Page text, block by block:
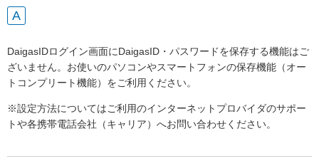
DaigasIDログイン画面にDaigasID・パスワードを保存する機能はご
ざいません。お使いのパソコンやスマートフォンの保存機能（オー
トコンプリート機能）をご利用ください。
※設定方法についてはご利用のインターネットプロバイダのサポー
トや各携帯電話会社（キャリア）へお問い合わせください。